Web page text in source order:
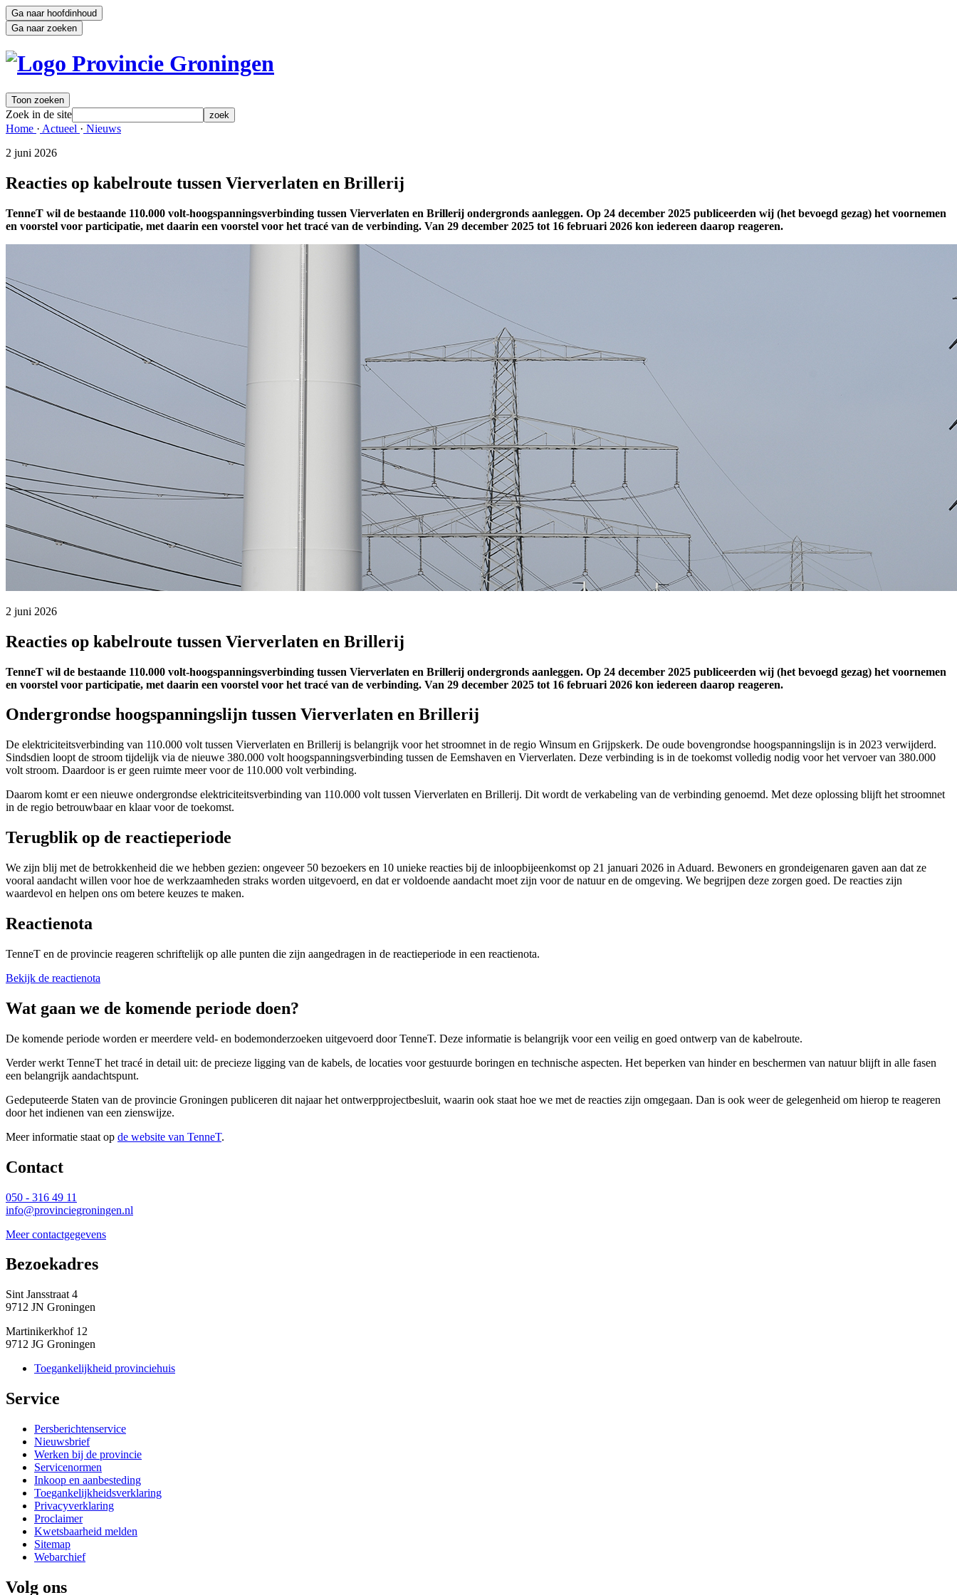
Ga naar hoofdinhoud
Ga naar zoeken
Toon zoeken
Zoek in de site zoek
Home · Actueel · Nieuws
2 juni 2026
Reacties op kabelroute tussen Vierverlaten en Brillerij
TenneT wil de bestaande 110.000 volt-hoogspanningsverbinding tussen Vierverlaten en Brillerij ondergronds aanleggen. Op 24 december 2025 publiceerden wij (het bevoegd gezag) het voornemen
en voorstel voor participatie, met daarin een voorstel voor het tracé van de verbinding. Van 29 december 2025 tot 16 februari 2026 kon iedereen daarop reageren.
2 juni 2026
Reacties op kabelroute tussen Vierverlaten en Brillerij
TenneT wil de bestaande 110.000 volt-hoogspanningsverbinding tussen Vierverlaten en Brillerij ondergronds aanleggen. Op 24 december 2025 publiceerden wij (het bevoegd gezag) het voornemen
en voorstel voor participatie, met daarin een voorstel voor het tracé van de verbinding. Van 29 december 2025 tot 16 februari 2026 kon iedereen daarop reageren.
Ondergrondse hoogspanningslijn tussen Vierverlaten en Brillerij
De elektriciteitsverbinding van 110.000 volt tussen Vierverlaten en Brillerij is belangrijk voor het stroomnet in de regio Winsum en Grijpskerk. De oude bovengrondse hoogspanningslijn is in 2023 verwijderd.
Sindsdien loopt de stroom tijdelijk via de nieuwe 380.000 volt hoogspanningsverbinding tussen de Eemshaven en Vierverlaten. Deze verbinding is in de toekomst volledig nodig voor het vervoer van 380.000
volt stroom. Daardoor is er geen ruimte meer voor de 110.000 volt verbinding.
Daarom komt er een nieuwe ondergrondse elektriciteitsverbinding van 110.000 volt tussen Vierverlaten en Brillerij. Dit wordt de verkabeling van de verbinding genoemd. Met deze oplossing blijft het stroomnet
in de regio betrouwbaar en klaar voor de toekomst.
Terugblik op de reactieperiode
We zijn blij met de betrokkenheid die we hebben gezien: ongeveer 50 bezoekers en 10 unieke reacties bij de inloopbijeenkomst op 21 januari 2026 in Aduard. Bewoners en grondeigenaren gaven aan dat ze
vooral aandacht willen voor hoe de werkzaamheden straks worden uitgevoerd, en dat er voldoende aandacht moet zijn voor de natuur en de omgeving. We begrijpen deze zorgen goed. De reacties zijn
waardevol en helpen ons om betere keuzes te maken.
Reactienota
TenneT en de provincie reageren schriftelijk op alle punten die zijn aangedragen in de reactieperiode in een reactienota.
Bekijk de reactienota
Wat gaan we de komende periode doen?
De komende periode worden er meerdere veld- en bodemonderzoeken uitgevoerd door TenneT. Deze informatie is belangrijk voor een veilig en goed ontwerp van de kabelroute.
Verder werkt TenneT het tracé in detail uit: de precieze ligging van de kabels, de locaties voor gestuurde boringen en technische aspecten. Het beperken van hinder en beschermen van natuur blijft in alle fasen
een belangrijk aandachtspunt.
Gedeputeerde Staten van de provincie Groningen publiceren dit najaar het ontwerpprojectbesluit, waarin ook staat hoe we met de reacties zijn omgegaan. Dan is ook weer de gelegenheid om hierop te reageren
door het indienen van een zienswijze.
Meer informatie staat op de website van TenneT.
Contact
050 - 316 49 11
info@provinciegroningen.nl
Meer contactgegevens
Bezoekadres
Sint Jansstraat 4
9712 JN Groningen
Martinikerkhof 12
9712 JG Groningen
Toegankelijkheid provinciehuis
Service
Persberichtenservice
Nieuwsbrief
Werken bij de provincie
Servicenormen
Inkoop en aanbesteding
Toegankelijkheidsverklaring
Privacyverklaring
Proclaimer
Kwetsbaarheid melden
Sitemap
Webarchief
Volg ons